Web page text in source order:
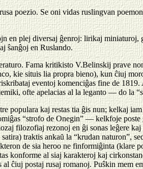
poezio. Se oni vidas ruslingvan
en plej diversaj ĝenroj: lirikaj
ŝanĝoj en Ruslando.
Fama kritikisto V.Belinskij prave
kie situis lia propra bieno), kun ĉiuj
eventoj komenciĝas fine de
ofte apelacias al la leganto — do la
populara kaj restas tia ĝis nun; kelkaj
“strofo de Onegin” — kelkfoje
filozofiaj rezonoj en ĝi sonas leĝere
traktis ankaŭ la “krudan naturon”,
de sia heroo ne finformiĝinta (klare
konforme al siaj karakteroj kaj
ĉiuj postaj rusaj romanoj. Puŝkin mem